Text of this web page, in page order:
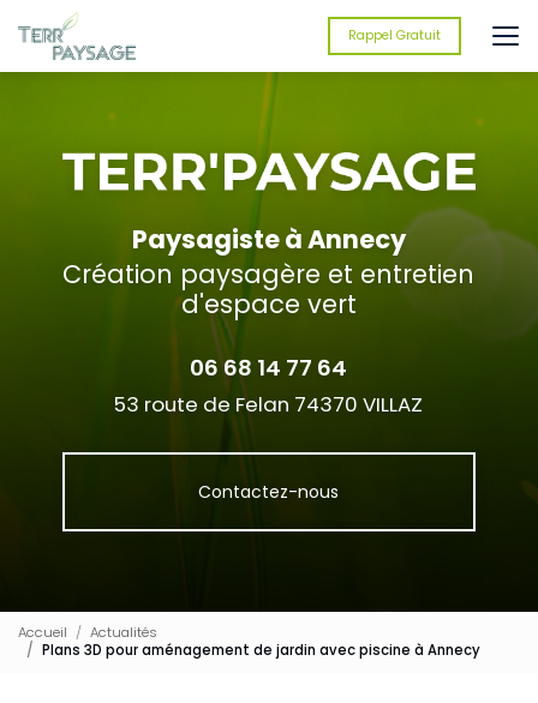
au
contenu
principal
Rappel Gratuit
Paysagiste à Annecy
Création paysagère et entretien
d'espace vert
06 68 14 77 64
53 route de Felan 74370 VILLAZ
Contactez-nous
Accueil
Actualités
Plans 3D pour aménagement de jardin avec piscine à Annecy